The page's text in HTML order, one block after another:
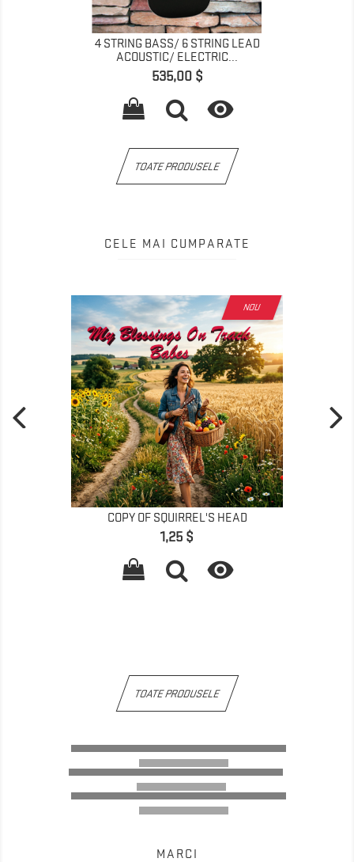
4 STRING BASS/ 6 STRING LEAD
ACOUSTIC/ ELECTRIC...
Pret
535,00 $

TOATE PRODUSELE
CELE MAI CUMPARATE
NOU
COPY OF SQUIRREL'S HEAD
Pret
1,25 $

TOATE PRODUSELE
MARCI